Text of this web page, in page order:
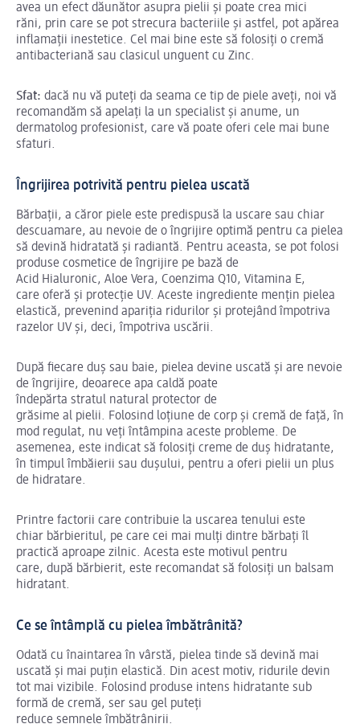
avea un efect dăunător asupra pielii și poate crea mici
răni, prin care se pot strecura bacteriile și astfel, pot apărea
inflamații inestetice. Cel mai bine este să folosiți o cremă
antibacteriană sau clasicul unguent cu Zinc.
Sfat: dacă nu vă puteți da seama ce tip de piele aveți, noi vă
recomandăm să apelați la un specialist și anume, un
dermatolog profesionist, care vă poate oferi cele mai bune
sfaturi.
Îngrijirea potrivită pentru pielea uscată
Bărbații, a căror piele este predispusă la uscare sau chiar
descuamare, au nevoie de o îngrijire optimă pentru ca pielea
să devină hidratată și radiantă. Pentru aceasta, se pot folosi
produse cosmetice de îngrijire pe bază de
Acid Hialuronic, Aloe Vera, Coenzima Q10, Vitamina E,
care oferă și protecție UV. Aceste ingrediente mențin pielea
elastică, prevenind apariția ridurilor și protejând împotriva
razelor UV și, deci, împotriva uscării.
După fiecare duș sau baie, pielea devine uscată și are nevoie
de îngrijire, deoarece apa caldă poate
îndepărta stratul natural protector de
grăsime al pielii. Folosind loțiune de corp și cremă de față, în
mod regulat, nu veți întâmpina aceste probleme. De
asemenea, este indicat să folosiți creme de duș hidratante,
în timpul îmbăierii sau dușului, pentru a oferi pielii un plus
de hidratare.
Printre factorii care contribuie la uscarea tenului este
chiar bărbieritul, pe care cei mai mulți dintre bărbați îl
practică aproape zilnic. Acesta este motivul pentru
care, după bărbierit, este recomandat să folosiți un balsam
hidratant.
Ce se întâmplă cu pielea îmbătrânită?
Odată cu înaintarea în vârstă, pielea tinde să devină mai
uscată și mai puțin elastică. Din acest motiv, ridurile devin
tot mai vizibile. Folosind produse intens hidratante sub
formă de cremă, ser sau gel puteți
reduce semnele îmbătrânirii.